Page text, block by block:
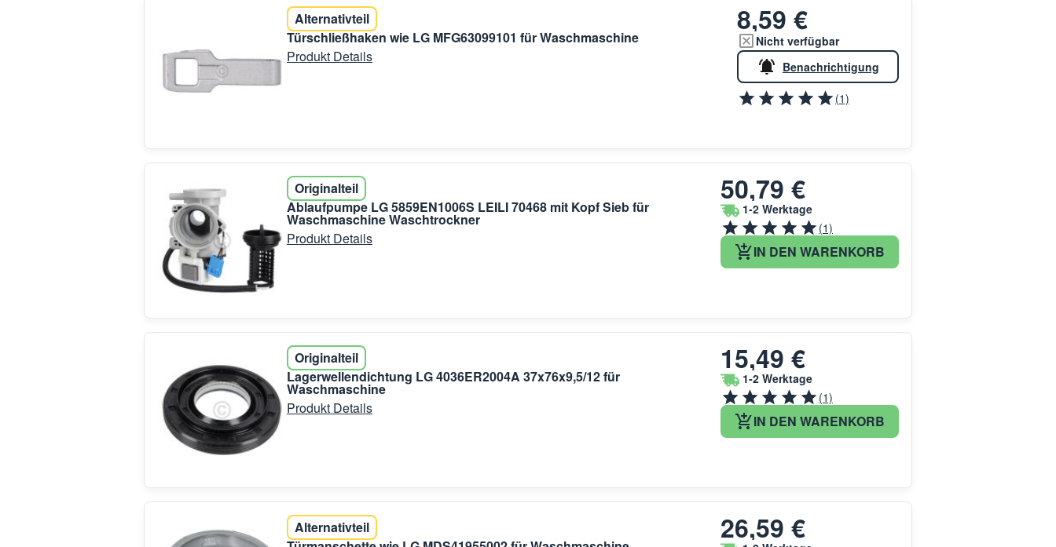
Alternativteil
Türschließhaken wie LG MFG63099101 für Waschmaschine
Produkt Details
8,59 €
Nicht verfügbar
Benachrichtigung
(1)
Originalteil
Ablaufpumpe LG 5859EN1006S LEILI 70468 mit Kopf Sieb für
Waschmaschine Waschtrockner
Produkt Details
50,79 €
1-2 Werktage
(1)
IN DEN WARENKORB
Originalteil
Lagerwellendichtung LG 4036ER2004A 37x76x9,5/12 für
Waschmaschine
Produkt Details
15,49 €
1-2 Werktage
(1)
IN DEN WARENKORB
Alternativteil
26,59 €